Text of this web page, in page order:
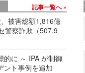
記事一覧へ
被害総額1,816億
警察詐欺（507.9
的に ～ IPA が制御
ント事例を追加